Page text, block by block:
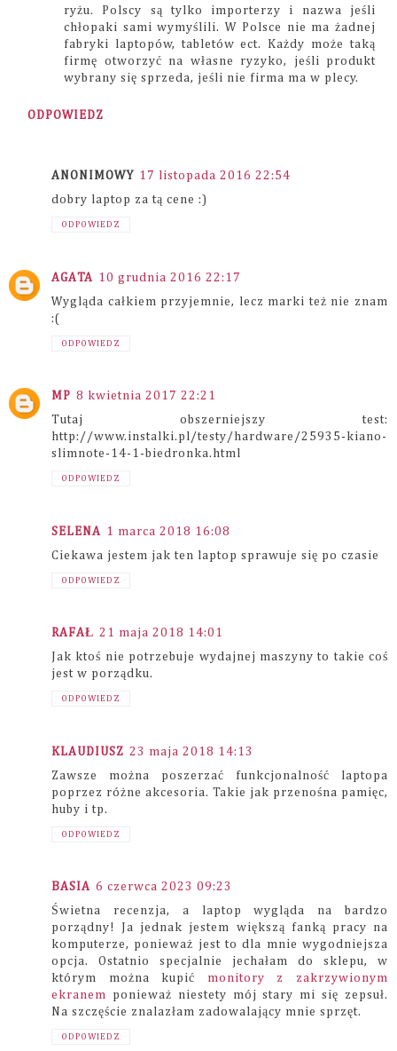
ryżu. Polscy są tylko importerzy i nazwa jeśli
chłopaki sami wymyślili. W Polsce nie ma żadnej
fabryki laptopów, tabletów ect. Każdy może taką
firmę otworzyć na własne ryzyko, jeśli produkt
wybrany się sprzeda, jeśli nie firma ma w plecy.
ODPOWIEDZ
ANONIMOWY 17 listopada 2016 22:54
dobry laptop za tą cene :)
ODPOWIEDZ
AGATA 10 grudnia 2016 22:17
Wygląda całkiem przyjemnie, lecz marki też nie znam
:(
ODPOWIEDZ
MP 8 kwietnia 2017 22:21
Tutaj obszerniejszy test:
http://www.instalki.pl/testy/hardware/25935-kiano-
slimnote-14-1-biedronka.html
ODPOWIEDZ
SELENA 1 marca 2018 16:08
Ciekawa jestem jak ten laptop sprawuje się po czasie
ODPOWIEDZ
RAFAŁ 21 maja 2018 14:01
Jak ktoś nie potrzebuje wydajnej maszyny to takie coś
jest w porządku.
ODPOWIEDZ
KLAUDIUSZ 23 maja 2018 14:13
Zawsze można poszerzać funkcjonalność laptopa
poprzez różne akcesoria. Takie jak przenośna pamięc,
huby i tp.
ODPOWIEDZ
BASIA 6 czerwca 2023 09:23
Świetna recenzja, a laptop wygląda na bardzo
porządny! Ja jednak jestem większą fanką pracy na
komputerze, ponieważ jest to dla mnie wygodniejsza
opcja. Ostatnio specjalnie jechałam do sklepu, w
którym można kupić monitory z zakrzywionym
ekranem ponieważ niestety mój stary mi się zepsuł.
Na szczęście znalazłam zadowalający mnie sprzęt.
ODPOWIEDZ